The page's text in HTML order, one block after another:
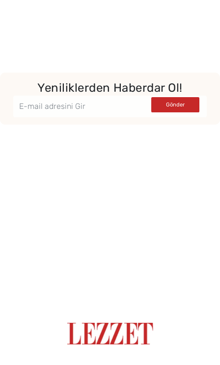
Yeniliklerden Haberdar Ol!